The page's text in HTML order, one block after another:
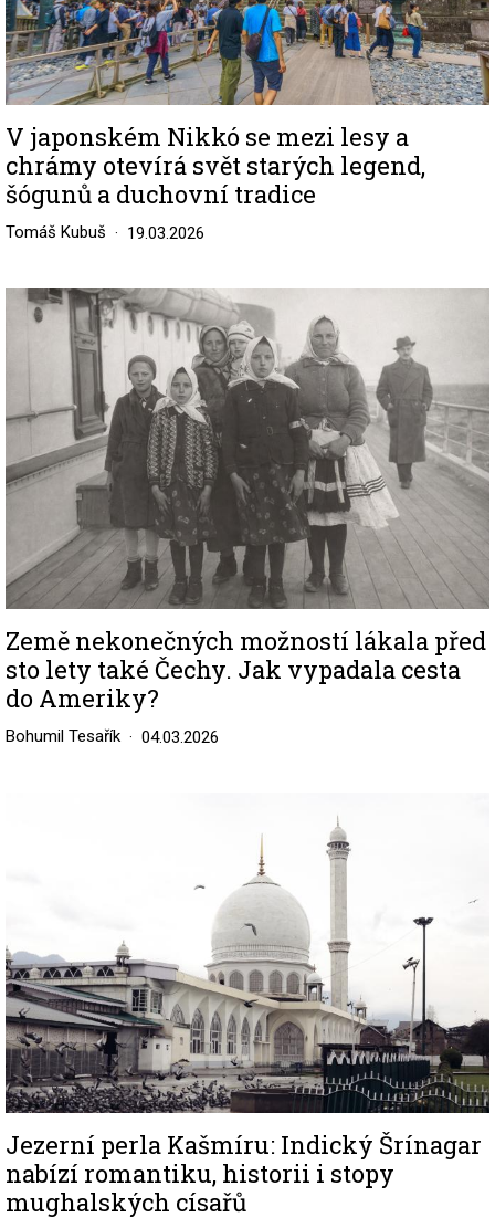
V japonském Nikkó se mezi lesy a
chrámy otevírá svět starých legend,
šógunů a duchovní tradice
Tomáš Kubuš 19.03.2026
Image
Země nekonečných možností lákala před
sto lety také Čechy. Jak vypadala cesta
do Ameriky?
Bohumil Tesařík 04.03.2026
Jezerní perla Kašmíru: Indický Šrínagar
nabízí romantiku, historii i stopy
mughalských císařů